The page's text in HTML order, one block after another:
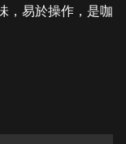
，易於操作，是咖